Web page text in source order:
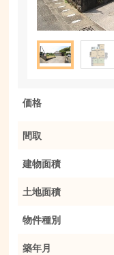
価格
間取
建物面積
土地面積
物件種別
築年月